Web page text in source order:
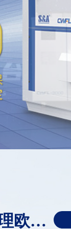
2026年3月超大防火门厂家汇总全国学校门不锈钢防火门新标卷帘门玻璃重点企业官方联系方式与采购指南上海精硕获得防火隔热玻璃及其制备工艺专利
2026工业冷水机可靠品牌TOP榜：品质与服务双保障
全球销冠企业品牌各行业梳理欧睿认证美的全球智能家电销量第一
2026玻璃纤维行业发展现状与产业链分析